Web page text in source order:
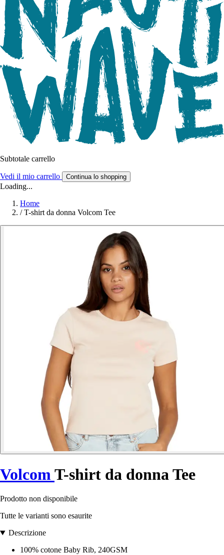
Subtotale carrello
Vedi il mio carrello Continua lo shopping
Loading...
Home
/ T-shirt da donna Volcom Tee
Volcom T-shirt da donna Tee
Prodotto non disponibile
Tutte le varianti sono esaurite
Descrizione
100% cotone Baby Rib, 240GSM